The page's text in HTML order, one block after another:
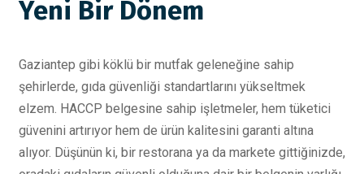
Yeni Bir Dönem
Gaziantep gibi köklü bir mutfak geleneğine sahip
şehirlerde, gıda güvenliği standartlarını yükseltmek
elzem. HACCP belgesine sahip işletmeler, hem tüketici
güvenini artırıyor hem de ürün kalitesini garanti altına
alıyor. Düşünün ki, bir restorana ya da markete gittiğinizde,